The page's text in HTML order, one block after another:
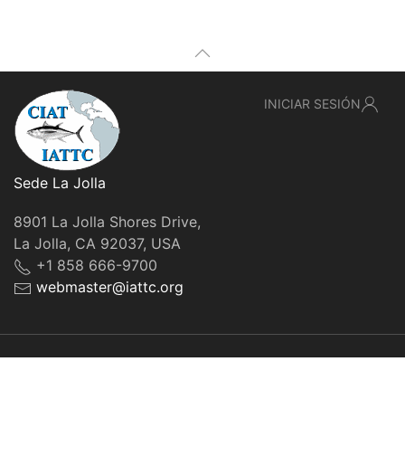
Sede La Jolla
8901 La Jolla Shores Drive,
La Jolla, CA 92037, USA
+1 858 666-9700
webmaster@iattc.org
INICIAR SESIÓN
© IATTC, 2022-2026